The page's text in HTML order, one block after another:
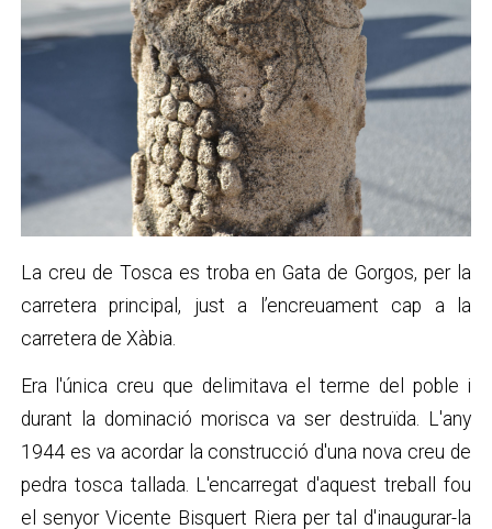
La creu de Tosca es troba en Gata de Gorgos, per la
carretera principal, just a l’encreuament cap a la
carretera de Xàbia.
Era l'única creu que delimitava el terme del poble i
durant la dominació morisca va ser destruïda. L'any
1944 es va acordar la construcció d'una nova creu de
pedra tosca tallada. L'encarregat d'aquest treball fou
el senyor Vicente Bisquert Riera per tal d'inaugurar-la